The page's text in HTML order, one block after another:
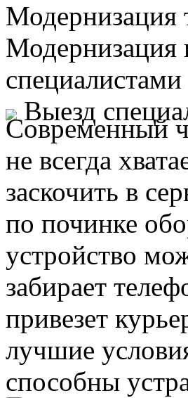
Модернизация
Модернизация
специалистами
Выезд
Современный
не всегда
заскочить в
по починке
устройство
забирает
привезет
лучшие
способны